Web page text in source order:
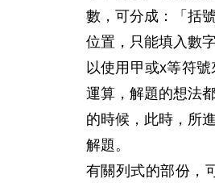
數，可分成：「括
位置，只能填入數
以使用甲或x等符
運算，解題的想法
的時候，此時，所
解題。
有關列式的部份，